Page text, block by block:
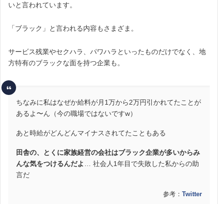
いと言われています。
「ブラック」と言われる内容もさまざま。
サービス残業やセクハラ、パワハラといったものだけでなく、地
方特有のブラックな面を持つ企業も。
ちなみに私はなぜか給料が月1万から2万円引かれてたことが
あるよ〜ん（今の職場ではないですw）
あと時給がどんどんマイナスされてたこともある
田舎の、とくに家族経営の会社はブラック企業が多いからみ
んな気をつけるんだよ
… 社会人1年目で失敗した私からの助
言だ
参考： Twitter